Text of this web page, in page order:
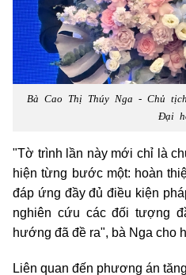
Bà Cao Thị Thúy Nga - Chủ
Đại
"Tờ trình lần này mới chỉ là
hiện từng bước một: hoàn
đáp ứng đầy đủ điều kiện
nghiên cứu các đối tượng
hướng đã đề ra", bà Nga cho
Liên quan đến phương án